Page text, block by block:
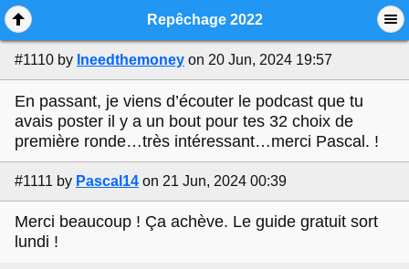
Repêchage 2022
#1110 by Ineedthemoney on 20 Jun, 2024 19:57
En passant, je viens d’écouter le podcast que tu
avais poster il y a un bout pour tes 32 choix de
première ronde…très intéressant…merci Pascal. !
#1111 by Pascal14 on 21 Jun, 2024 00:39
Merci beaucoup ! Ça achève. Le guide gratuit sort
lundi !